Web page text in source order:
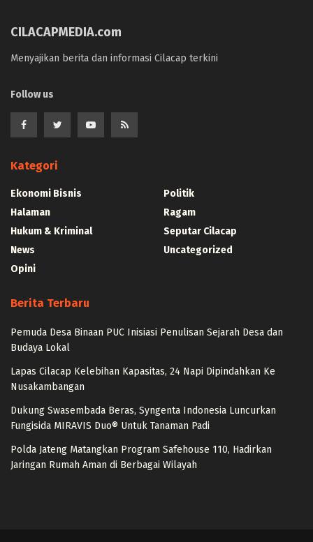
CILACAPMEDIA.com
Menyajikan berita dan informasi Cilacap terkini
Follow us
Kategori
Ekonomi Bisnis
Halaman
Hukum & Kriminal
News
Opini
Politik
Ragam
Seputar Cilacap
Uncategorized
Berita Terbaru
Pemuda Desa Binaan PUC Inisiasi Penulisan Sejarah Desa dan
Budaya Lokal
Lapas Cilacap Kelebihan Kapasitas, 24 Napi Dipindahkan Ke
Nusakambangan
Dukung Swasembada Beras, Syngenta Indonesia Luncurkan
Fungisida MIRAVIS Duo® Untuk Tanaman Padi
Polda Jateng Matangkan Program Safehouse 110, Hadirkan
Jaringan Rumah Aman di Berbagai Wilayah